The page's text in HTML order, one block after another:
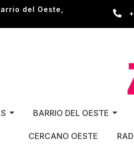
del Oeste,
BARRIO DEL OESTE
CERCANO OESTE